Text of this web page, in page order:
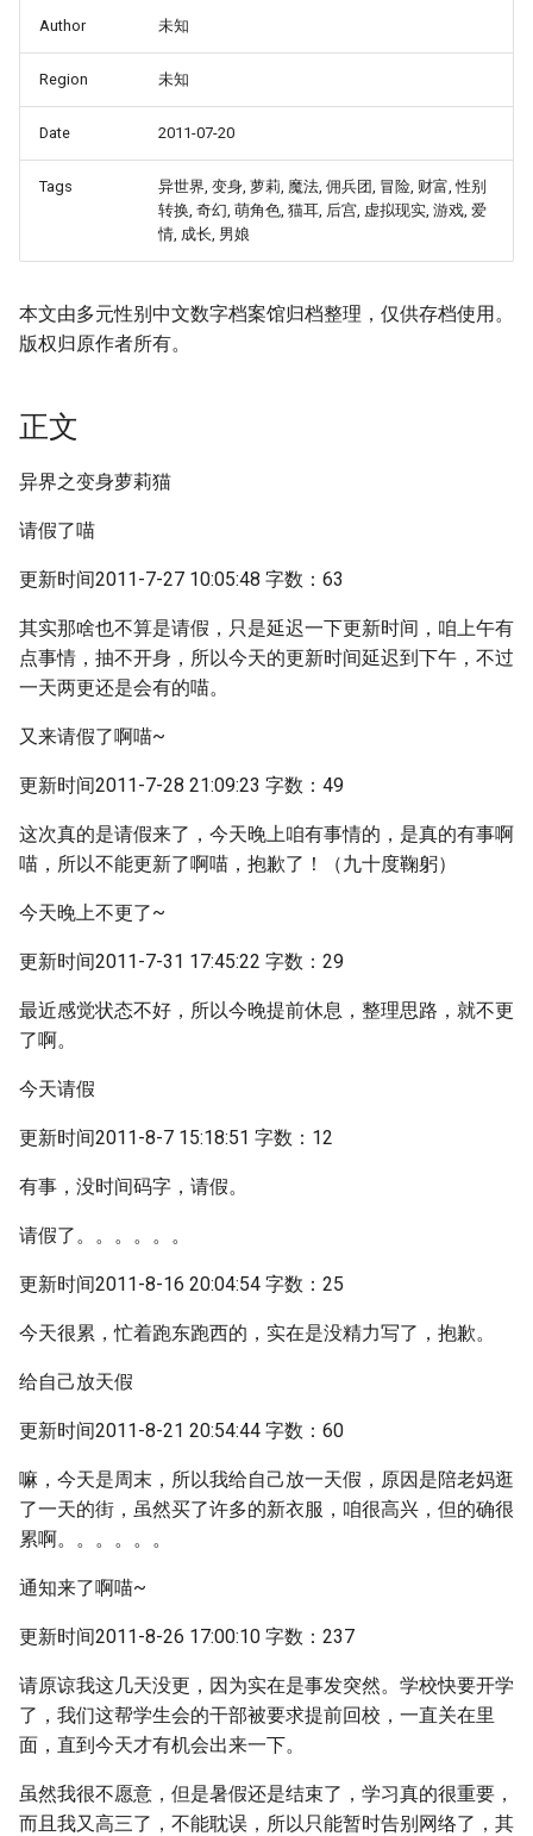
Author 未知
Region 未知
Date 2011-07-20
Tags
异世界, 变身, 萝莉, 魔法, 佣兵团, 冒险, 财富, 性别
转换, 奇幻, 萌角色, 猫耳, 后宫, 虚拟现实, 游戏, 爱
情, 成长, 男娘
本文由多元性别中文数字档案馆归档整理，仅供存档使用。
版权归原作者所有。
正文
异界之变身萝莉猫
请假了喵
更新时间2011-7-27 10:05:48 字数：63
其实那啥也不算是请假，只是延迟一下更新时间，咱上午有
点事情，抽不开身，所以今天的更新时间延迟到下午，不过
一天两更还是会有的喵。
又来请假了啊喵~
更新时间2011-7-28 21:09:23 字数：49
这次真的是请假来了，今天晚上咱有事情的，是真的有事啊
喵，所以不能更新了啊喵，抱歉了！（九十度鞠躬）
今天晚上不更了~
更新时间2011-7-31 17:45:22 字数：29
最近感觉状态不好，所以今晚提前休息，整理思路，就不更
了啊。
今天请假
更新时间2011-8-7 15:18:51 字数：12
有事，没时间码字，请假。
请假了。。。。。。
更新时间2011-8-16 20:04:54 字数：25
今天很累，忙着跑东跑西的，实在是没精力写了，抱歉。
给自己放天假
更新时间2011-8-21 20:54:44 字数：60
嘛，今天是周末，所以我给自己放一天假，原因是陪老妈逛
了一天的街，虽然买了许多的新衣服，咱很高兴，但的确很
累啊。。。。。。
通知来了啊喵~
更新时间2011-8-26 17:00:10 字数：237
请原谅我这几天没更，因为实在是事发突然。学校快要开学
了，我们这帮学生会的干部被要求提前回校，一直关在里
面，直到今天才有机会出来一下。
虽然我很不愿意，但是暑假还是结束了，学习真的很重要，
而且我又高三了，不能耽误，所以只能暂时告别网络了，其